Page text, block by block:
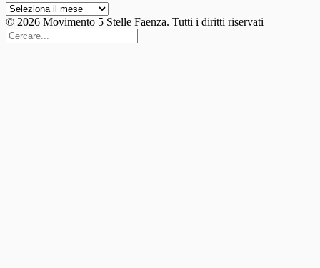
Archivio
articoli
© 2026 Movimento 5 Stelle Faenza. Tutti i diritti riservati